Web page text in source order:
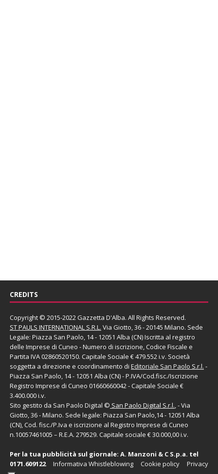
CREDITS
Copyright © 2015-2022 Gazzetta D'Alba. All Rights Reserved.
ST PAULS INTERNATIONAL S.R.L. Via Giotto, 36 - 20145 Milano. Sede
Legale: Piazza San Paolo, 14 - 12051 Alba (CN) Iscritta al registro
delle Imprese di Cuneo - Numero di iscrizione, Codice Fiscale e
Partita IVA 02860520150. Capitale Sociale € 479.552 i.v. Società
soggetta a direzione e coordinamento di Editoriale San Paolo S.r.l. -
Piazza San Paolo, 14 - 12051 Alba (CN) - P.IVA/Cod.fisc./Iscrizione
Registro Imprese di Cuneo 01660660042 - Capitale Sociale €
3.400.000 i.v.
Sito gestito da San Paolo Digital © San Paolo Digital S.r.l., - Via
Giotto, 36 - Milano. Sede legale: Piazza San Paolo,14 - 12051 Alba
(CN), Cod. fisc./P.Iva e iscrizione al Registro Imprese di Cuneo
n.10057461005 – R.E.A. 279529. Capitale sociale € 30.000,00 i.v.
Per la tua pubblicità sul giornale: A. Manzoni & C S.p.a. tel
0171.609122
Privacy
Cookie policy
Informativa Whistleblowing